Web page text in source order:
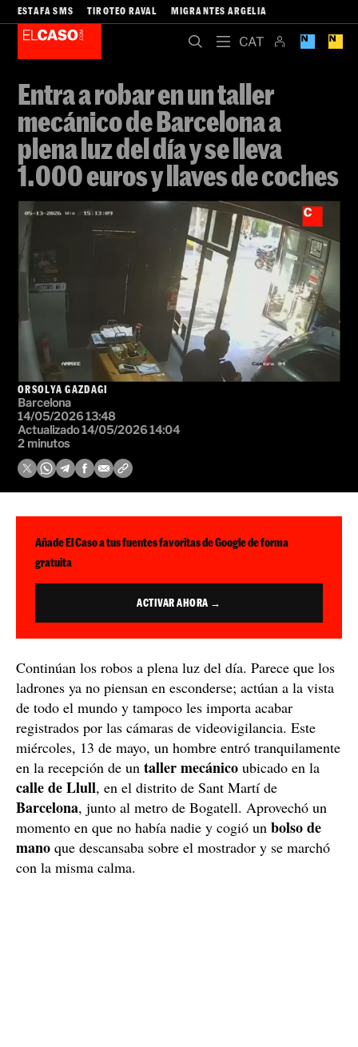
ESTAFA SMS TIROTEO RAVAL MIGRANTES ARGELIA
Entra a robar en un taller
mecánico de Barcelona a
plena luz del día y se lleva
1.000 euros y llaves de coches
ORSOLYA GAZDAGI
Barcelona
14/05/2026 13:48
Actualizado 14/05/2026 14:04
2 minutos
Añade El Caso a tus fuentes favoritas de Google de forma
gratuita
ACTIVAR AHORA →
Continúan los robos a plena luz del día. Parece que los
ladrones ya no piensan en esconderse; actúan a la vista
de todo el mundo y tampoco les importa acabar
registrados por las cámaras de videovigilancia. Este
miércoles, 13 de mayo, un hombre entró tranquilamente
en la recepción de un taller mecánico ubicado en la
calle de Llull, en el distrito de Sant Martí de
Barcelona, junto al metro de Bogatell. Aprovechó un
momento en que no había nadie y cogió un bolso de
mano que descansaba sobre el mostrador y se marchó
con la misma calma.